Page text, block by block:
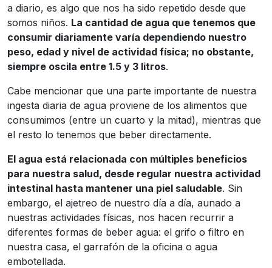
a diario, es algo que nos ha sido repetido desde que
somos niños. La cantidad de agua que tenemos que
consumir diariamente varía dependiendo nuestro
peso, edad y nivel de actividad física; no obstante,
siempre oscila entre 1.5 y 3 litros.
Cabe mencionar que una parte importante de nuestra
ingesta diaria de agua proviene de los alimentos que
consumimos (entre un cuarto y la mitad), mientras que
el resto lo tenemos que beber directamente.
El agua está relacionada con múltiples beneficios
para nuestra salud, desde regular nuestra actividad
intestinal hasta mantener una piel saludable. Sin
embargo, el ajetreo de nuestro día a día, aunado a
nuestras actividades físicas, nos hacen recurrir a
diferentes formas de beber agua: el grifo o filtro en
nuestra casa, el garrafón de la oficina o agua
embotellada.